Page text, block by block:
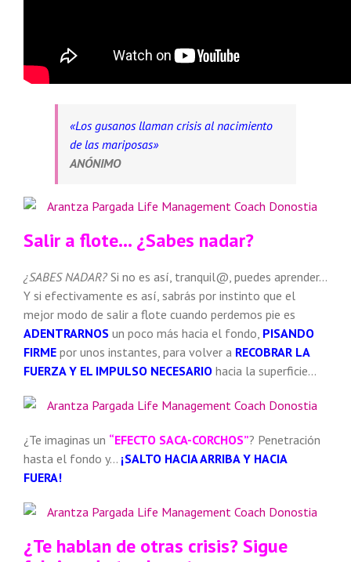
«Los gusanos llaman crisis al nacimiento
de las mariposas»
ANÓNIMO
Salir a flote… ¿Sabes nadar?
¿SABES NADAR? Si no es así, tranquil@, puedes aprender…
Y si efectivamente es así, sabrás por instinto que el
mejor modo de salir a flote cuando perdemos pie es
ADENTRARNOS un poco más hacia el fondo, PISANDO
FIRME por unos instantes, para volver a RECOBRAR LA
FUERZA Y EL IMPULSO NECESARIO hacia la superficie…
¿Te imaginas un “EFECTO SACA-CORCHOS”? Penetración
hasta el fondo y… ¡SALTO HACIA ARRIBA Y HACIA
FUERA!
¿Te hablan de otras crisis? Sigue